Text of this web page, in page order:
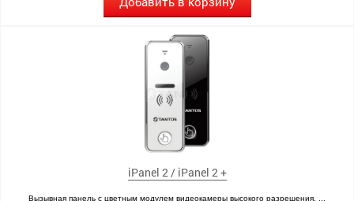
iPanel 2 / iPanel 2 +
Вызывная панель с цветным модулем видеокамеры высокого разрешения. ...